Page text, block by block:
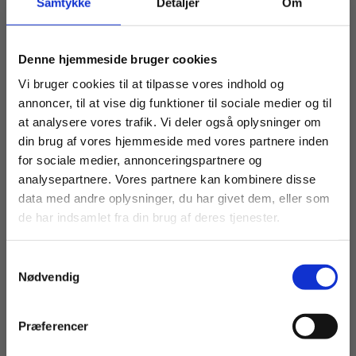
Denne hjemmeside bruger cookies
Vi bruger cookies til at tilpasse vores indhold og
annoncer, til at vise dig funktioner til sociale medier og til
at analysere vores trafik. Vi deler også oplysninger om
din brug af vores hjemmeside med vores partnere inden
for sociale medier, annonceringspartnere og
analysepartnere. Vores partnere kan kombinere disse
data med andre oplysninger, du har givet dem, eller som
de har indsamlet fra din brug af deres tjenester.
Nødvendig
Præferencer
Karen Conrad
Fra
80,00 KR.
Gunnar C. Adriansen
Fra
95,00 KR.
Køb læremidler og find masterclasses mm.
Fortsæt som:
For privatkunder og
studerende. Du får
vist priser inkl.
For institutioner og
virksomheder. Du
får vist priser ekskl.